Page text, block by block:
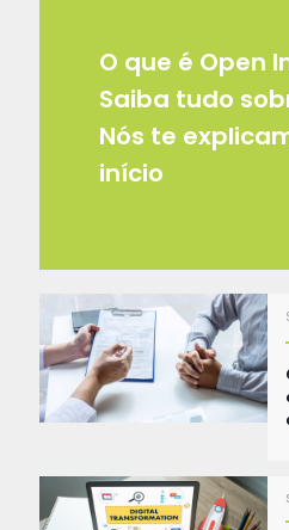
O que é Open
Saiba tudo
Nós te
início